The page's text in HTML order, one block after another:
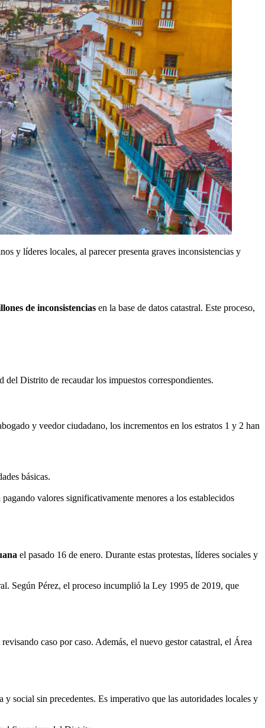
y líderes locales, al parecer presenta graves inconsistencias y
de inconsistencias en la base de datos catastral. Este proceso,
Distrito de recaudar los impuestos correspondientes.
y veedor ciudadano, los incrementos en los estratos 1 y 2 han
básicas.
valores significativamente menores a los establecidos
el pasado 16 de enero. Durante estas protestas, líderes sociales y
Según Pérez, el proceso incumplió la Ley 1995 de 2019, que
caso por caso. Además, el nuevo gestor catastral, el Área
social sin precedentes. Es imperativo que las autoridades locales y